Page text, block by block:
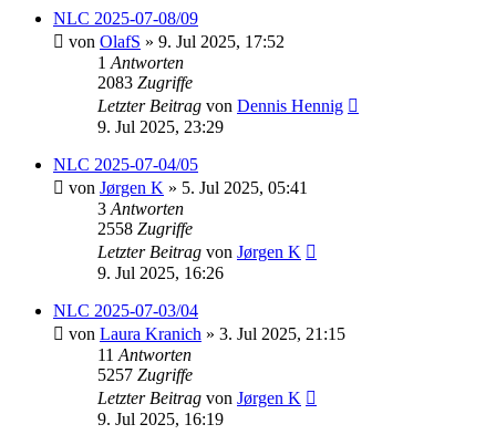
NLC 2025-07-08/09
von OlafS » 9. Jul 2025, 17:52
1 Antworten
2083 Zugriffe
Letzter Beitrag von Dennis Hennig
9. Jul 2025, 23:29
NLC 2025-07-04/05
von Jørgen K » 5. Jul 2025, 05:41
3 Antworten
2558 Zugriffe
Letzter Beitrag von Jørgen K
9. Jul 2025, 16:26
NLC 2025-07-03/04
von Laura Kranich » 3. Jul 2025, 21:15
11 Antworten
5257 Zugriffe
Letzter Beitrag von Jørgen K
9. Jul 2025, 16:19